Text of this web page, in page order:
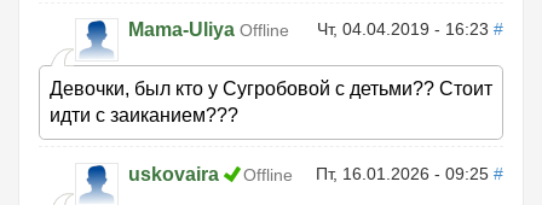
Mama-Uliya Offline Чт, 04.04.2019 - 16:23 #
Девочки, был кто у Сугробовой с детьми?? Стоит
идти с заиканием???
uskovaira Offline Пт, 16.01.2026 - 09:25 #